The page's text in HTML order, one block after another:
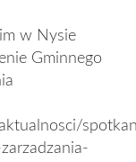
w Nysie
Gminnego